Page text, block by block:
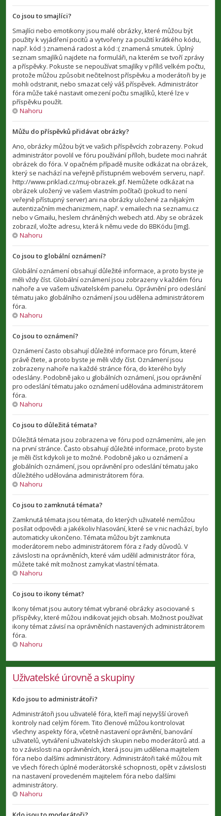
Co jsou to smajlíci?
Smajlíci nebo emotikony jsou malé obrázky, které můžou být
použity k vyjádření pocitů a vytvořeny za použití krátkého kódu,
např. kód :) znamená radost a kód :( znamená smutek. Úplný
seznam smajlíků najdete na formuláři, na kterém se tvoří zprávy
a příspěvky. Pokuste se nepoužívat smajlíky v příliš velkém počtu,
protože můžou způsobit nečitelnost příspěvku a moderátoři by je
mohli odstranit, nebo smazat celý váš příspěvek. Administrátor
fóra může také nastavit omezení počtu smajlíků, které lze v
příspěvku použít.
Nahoru
Můžu do příspěvků přidávat obrázky?
Ano, obrázky můžou být ve vašich příspěvcích zobrazeny. Pokud
administrátor povolil ve fóru používání příloh, budete moci nahrát
obrázek do fóra. V opačném případě musíte odkázat na obrázek,
který se nachází na veřejně přístupném webovém serveru, např.
http://www.priklad.cz/muj-obrazek.gif. Nemůžete odkázat na
obrázek uložený ve vašem vlastním počítači (pokud to není
veřejně přístupný server) ani na obrázky uložené za nějakým
autentizačním mechanizmem, např. v emailech na seznamu.cz
nebo v Gmailu, heslem chráněných webech atd. Aby se obrázek
zobrazil, vložte adresu, která k němu vede do BBKódu [img].
Nahoru
Co jsou to globální oznámení?
Globální oznámení obsahují důležité informace, a proto byste je
měli vždy číst. Globální oznámení jsou zobrazeny v každém fóru
nahoře a ve vašem uživatelském panelu. Oprávnění pro odeslání
tématu jako globálního oznámení jsou udělena administrátorem
fóra.
Nahoru
Co jsou to oznámení?
Oznámení často obsahují důležité informace pro fórum, které
právě čtete, a proto byste je měli vždy číst. Oznámení jsou
zobrazeny nahoře na každé stránce fóra, do kterého byly
odeslány. Podobně jako u globálních oznámení, jsou oprávnění
pro odeslání tématu jako oznámení udělována administrátorem
fóra.
Nahoru
Co jsou to důležitá témata?
Důležitá témata jsou zobrazena ve fóru pod oznámeními, ale jen
na první stránce. Často obsahují důležité informace, proto byste
je měli číst kdykoli je to možné. Podobně jako u oznámení a
globálních oznámení, jsou oprávnění pro odeslání tématu jako
důležitého udělována administrátorem fóra.
Nahoru
Co jsou to zamknutá témata?
Zamknutá témata jsou témata, do kterých uživatelé nemůžou
posílat odpovědi a jakékoliv hlasování, které se v nic nachází, bylo
automaticky ukončeno. Témata můžou být zamknuta
moderátorem nebo administrátorem fóra z řady důvodů. V
závislosti na oprávněních, které vám udělil administrátor fóra,
můžete také mít možnost zamykat vlastní témata.
Nahoru
Co jsou to ikony témat?
Ikony témat jsou autory témat vybrané obrázky asociované s
příspěvky, které můžou indikovat jejich obsah. Možnost používat
ikony témat závisí na oprávněních nastavených administrátorem
fóra.
Nahoru
Uživatelské úrovně a skupiny
Kdo jsou to administrátoři?
Administrátoři jsou uživatelé fóra, kteří mají nejvyšší úroveň
kontroly nad celým fórem. Tito členové můžou kontrolovat
všechny aspekty fóra, včetně nastavení oprávnění, banování
uživatelů, vytváření uživatelských skupin nebo moderátorů atd. a
to v závislosti na oprávněních, která jsou jim udělena majitelem
fóra nebo dalšími administrátory. Administrátoři také můžou mít
ve všech fórech úplné moderátorské schopnosti, opět v závislosti
na nastavení provedeném majitelem fóra nebo dalšími
administrátory.
Nahoru